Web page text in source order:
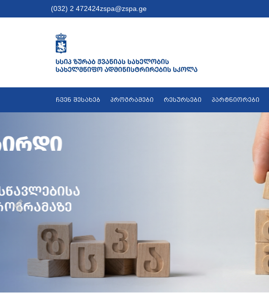
(032) 2 472424zspa@zspa.ge
ჩვენ შესახებ პროგრამები რესურსები პარტნიორები